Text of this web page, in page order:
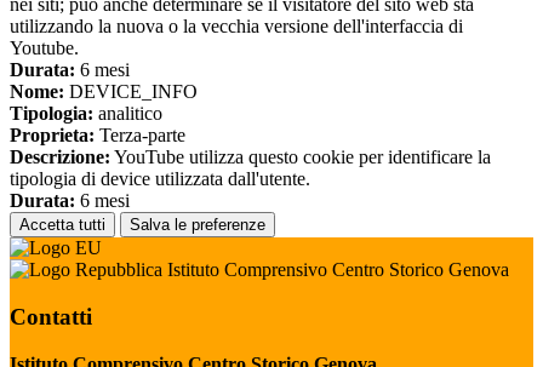
nei siti; può anche determinare se il visitatore del sito web sta
utilizzando la nuova o la vecchia versione dell'interfaccia di
Youtube.
Durata: 6 mesi
Nome: DEVICE_INFO
Tipologia: analitico
Proprieta: Terza-parte
Descrizione: YouTube utilizza questo cookie per identificare la
tipologia di device utilizzata dall'utente.
Durata: 6 mesi
Accetta tutti Salva le preferenze
Istituto Comprensivo Centro Storico Genova
Contatti